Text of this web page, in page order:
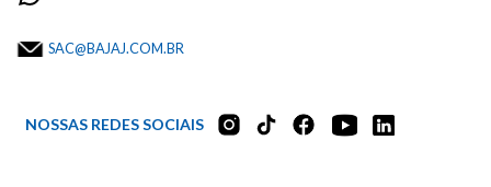
SAC@BAJAJ.COM.BR
NOSSAS REDES SOCIAIS